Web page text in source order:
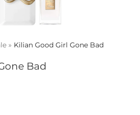
» Kilian Good Girl Gone Bad
Bad